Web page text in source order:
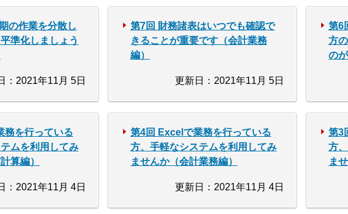
の作業を分散し
準化しましょう
：2021年11月 5日
第7回 財務諸表はいつでも確認で
きることが重要です（会計業務
編）
更新日：2021年11月 5日
第6
方
の
務を行っている
ムを利用してみ
算編）
：2021年11月 4日
第4回 Excelで業務を行っている
方、手軽なシステムを利用してみ
ませんか（会計業務編）
更新日：2021年11月 4日
第3
方
ま